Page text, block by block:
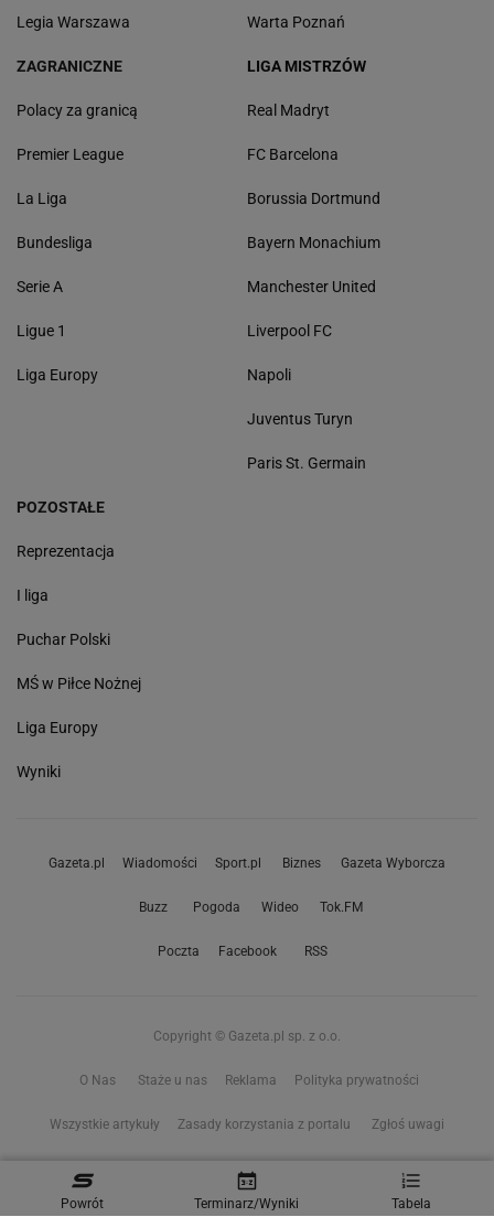
Powrót Terminarz/Wyniki Tabela
Legia Warszawa Warta Poznań
ZAGRANICZNE
Polacy za granicą
Premier League
La Liga
Bundesliga
Serie A
Ligue 1
Liga Europy
LIGA MISTRZÓW
Real Madryt
FC Barcelona
Borussia Dortmund
Bayern Monachium
Manchester United
Liverpool FC
Napoli
Juventus Turyn
Paris St. Germain
POZOSTAŁE
Reprezentacja
I liga
Puchar Polski
MŚ w Piłce Nożnej
Liga Europy
Wyniki
Gazeta.pl Wiadomości Sport.pl Biznes Gazeta Wyborcza
Buzz Pogoda Wideo Tok.FM
Poczta Facebook RSS
Copyright © Gazeta.pl sp. z o.o.
O Nas Staże u nas Reklama Polityka prywatności
Wszystkie artykuły Zasady korzystania z portalu Zgłoś uwagi